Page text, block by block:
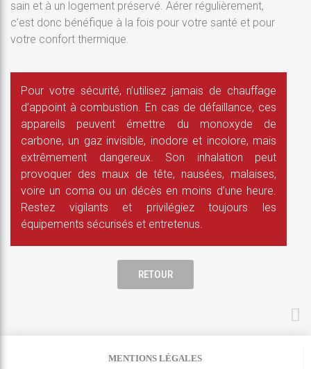
sain et à un logement préservé. Aérer régulièrement,
c’est donc bénéfique à la fois pour votre santé et pour
votre confort thermique.
Pour votre sécurité, n’utilisez jamais de chauffage
d’appoint à combustion. En cas de défaillance, ces
appareils peuvent émettre du monoxyde de
carbone, un gaz invisible, inodore et incolore, mais
extrêmement dangereux. Son inhalation peut
provoquer des maux de tête, nausées, malaises,
voire un coma ou un décès en moins d’une heure.
Restez vigilants et privilégiez toujours les
équipements sécurisés et entretenus.
RETOUR
MENTIONS LÉGALES